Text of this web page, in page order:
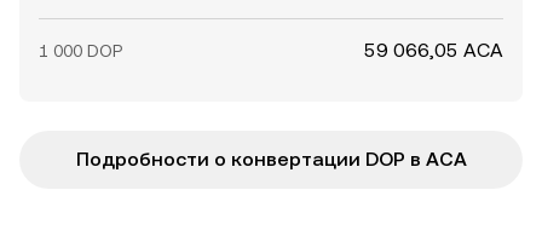
1 000 DOP 59 066,05 ACA
Подробности о конвертации DOP в ACA